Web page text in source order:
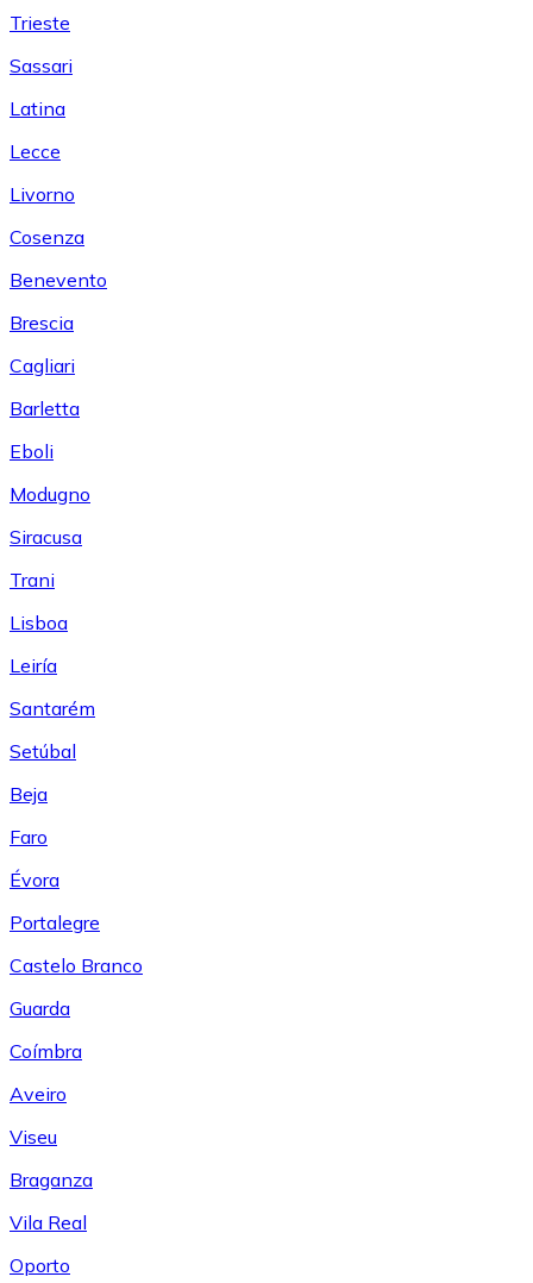
Trieste
Sassari
Latina
Lecce
Livorno
Cosenza
Benevento
Brescia
Cagliari
Barletta
Eboli
Modugno
Siracusa
Trani
Lisboa
Leiría
Santarém
Setúbal
Beja
Faro
Évora
Portalegre
Castelo Branco
Guarda
Coímbra
Aveiro
Viseu
Braganza
Vila Real
Oporto